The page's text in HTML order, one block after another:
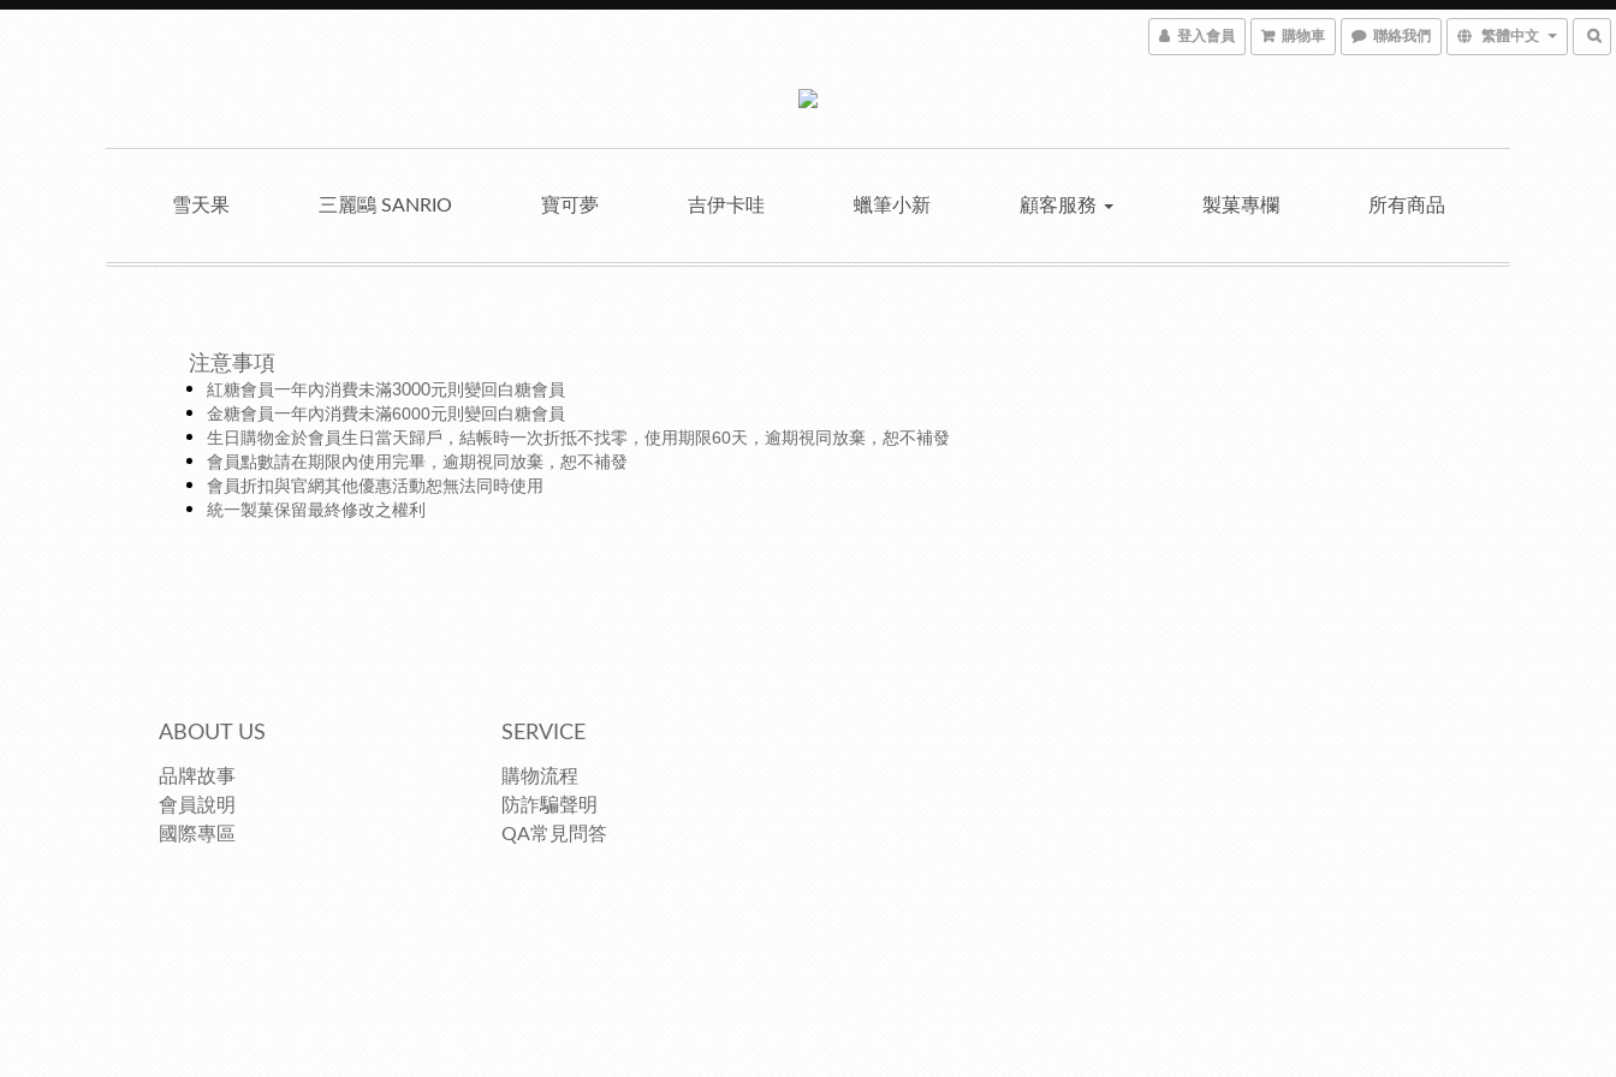
登入會員 購物車 聯絡我們 繁體中文
雪天果 三麗鷗 SANRIO 寶可夢 吉伊卡哇 蠟筆小新 顧客服務 製菓專欄 所有商品
注意事項
紅糖會員一年內消費未滿3000元則變回白糖會員
金糖會員一年內消費未滿6000元則變回白糖會員
生日購物金於會員生日當天歸戶，結帳時一次折抵不找零，使用期限60天，逾期視同放棄，恕不補發
會員點數請在期限內使用完畢，逾期視同放棄，恕不補發
會員折扣與官網其他優惠活動恕無法同時使用
統一製菓保留最終修改之權利
ABOUT US
品牌故事
會員說明
國際專區
SERVICE
購物流程
防詐騙聲明
QA常見問答